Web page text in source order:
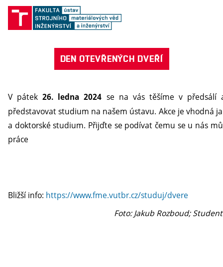
DEN OTEVŘENÝCH DVEŘÍ
V pátek26. ledna 2024 se na vás těšíme v předsálí
představovat studium na našem ústavu. Akce je vhodná
a doktorské studium. Přijďte se podívat čemu se u nás
práce
Bližší info: https://www.fme.vutbr.cz/studuj/dvere
Foto: Jakub Rozboud;